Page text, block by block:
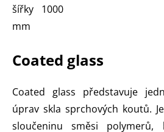
šířky 1000
mm
Coated glass
Coated glass představuje
úprav skla sprchových koutů.
sloučeninu směsi